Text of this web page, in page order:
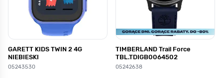
GARETT KIDS TWIN 2 4G
NIEBIESKI
05243530
TIMBERLAND Trail Force
TBL.TDIGB0064502
05242638